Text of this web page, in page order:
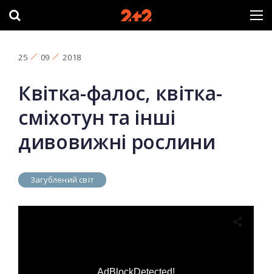
25 09 2018
Квітка-фалос, квітка-
сміхотун та інші
дивовижні рослини
Загублений світ